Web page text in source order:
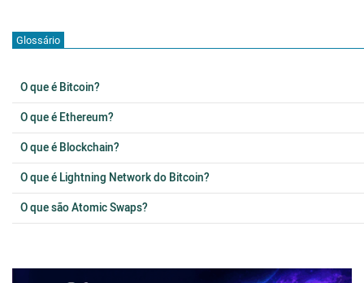
Glossário
O que é Bitcoin?
O que é Ethereum?
O que é Blockchain?
O que é Lightning Network do Bitcoin?
O que são Atomic Swaps?